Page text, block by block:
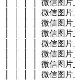
│ │ │ │ 微信图片
│ │ │ │ 微信图片
│ │ │ │ 微信图片
│ │ │ │ 微信图片
│ │ │ │ 微信图片
│ │ │ │ 微信图片
│ │ │ │ 微信图片
│ │ │ │ 微信图片